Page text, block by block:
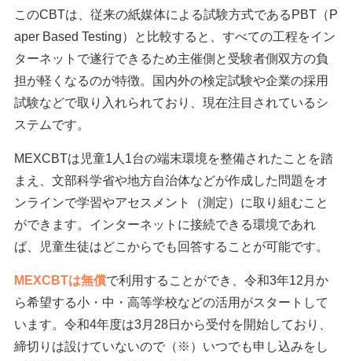
このCBTは、従来の紙媒体による試験方式であるPBT（P
aper Based Testing）と比較すると、すべての工程をイン
ターネットで遂行できるため主催側と受験者側双方の負
担が軽くなるのが特徴。国内外の検定試験や企業の採用
試験などで取り入れられており、現在注目されているシ
ステムです。
MEXCBTは児童1人1台の端末環境を整備されたことを踏
まえ、文部科学省や地方自治体などが作成した問題をオ
ンラインで学習やアセスメント（測定）に取り組むこと
ができます。インターネットに接続できる環境であれ
ば、児童生徒はどこからでも回答することが可能です。
MEXCBTは無償で利用することができ、令和3年12月か
ら希望する小・中・高等学校などの活用がスタートして
います。令和4年度は3月28日から受付を開始しており、
締切りは設けていないので（※）いつでも申し込みをし